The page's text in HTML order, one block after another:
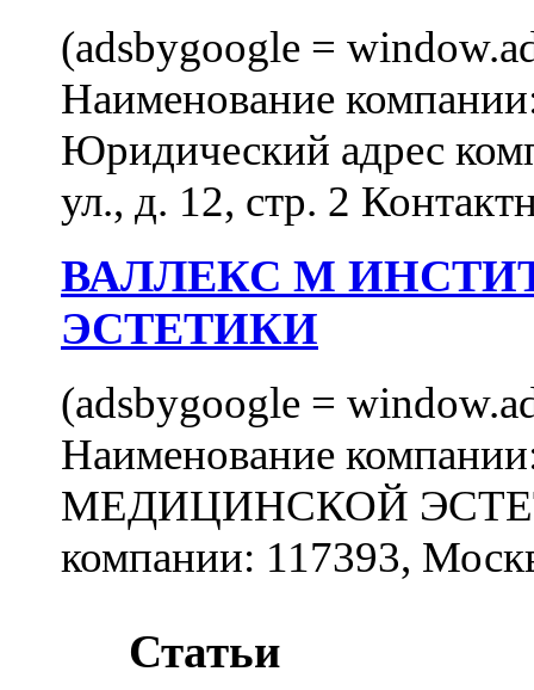
(adsbygoogle =
Наименование
Юридический адрес
ул., д. 12, стр. 2
ВАЛЛЕКС М
ЭСТЕТИКИ
(adsbygoogle =
Наименование
МЕДИЦИНСКОЙ
компании: 117393,
Статьи